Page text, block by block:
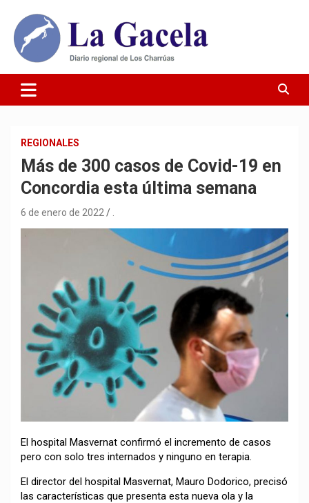
contenido
Diario La Gacela
REGIONALES
Más de 300 casos de Covid-19 en
Concordia esta última semana
6 de enero de 2022
El hospital Masvernat confirmó el incremento de casos
pero con solo tres internados y ninguno en terapia.
El director del hospital Masvernat, Mauro Dodorico, precisó
las características que presenta esta nueva ola y la